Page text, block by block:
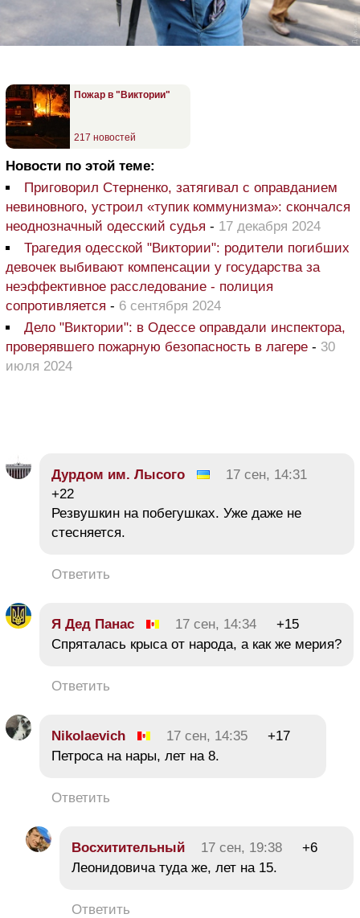
Пожар в "Виктории"
217 новостей
Новости по этой теме:
Приговорил Стерненко, затягивал с оправданием
невиновного, устроил «тупик коммунизма»: скончался
неоднозначный одесский судья - 17 декабря 2024
Трагедия одесской "Виктории": родители погибших
девочек выбивают компенсации у государства за
неэффективное расследование - полиция
сопротивляется - 6 сентября 2024
Дело "Виктории": в Одессе оправдали инспектора,
проверявшего пожарную безопасность в лагере - 30
июля 2024
Дурдом им. Лысого
17 сен, 14:31
+22
Резвушкин на побегушках. Уже даже не
стесняется.
Ответить
Я Дед Панас 17 сен, 14:34
+15
Спряталась крыса от народа, а как же мерия?
Ответить
Nikolaevich 17 сен, 14:35
+17
Петроса на нары, лет на 8.
Ответить
Восхитительный 17 сен, 19:38
+6
Леонидовича туда же, лет на 15.
Ответить